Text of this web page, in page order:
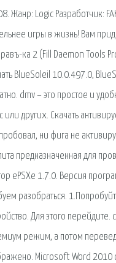
Жанр: Logic Разработчик:
игры в жизнь! Вам
ка 2 (Fill Daemon Tools
BlueSoleil 10.0.497.0,
dmv – это простое и
или других. Скачать
ни фига не
предназначенная для
ePSXe 1.7.0. Версия
разобраться.
Для этого
режим, а потом
Microsoft Word 2010